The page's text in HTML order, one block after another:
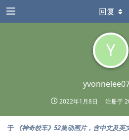
Y
2022年1月8日 注册于
回复
于 《神奇校车》52集动画片，含中文及英